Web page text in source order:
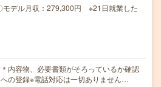
デル月収：279,300円 ※21日就業した
内容物、必要書類がそろっているか確認
の登録※電話対応は一切ありません…